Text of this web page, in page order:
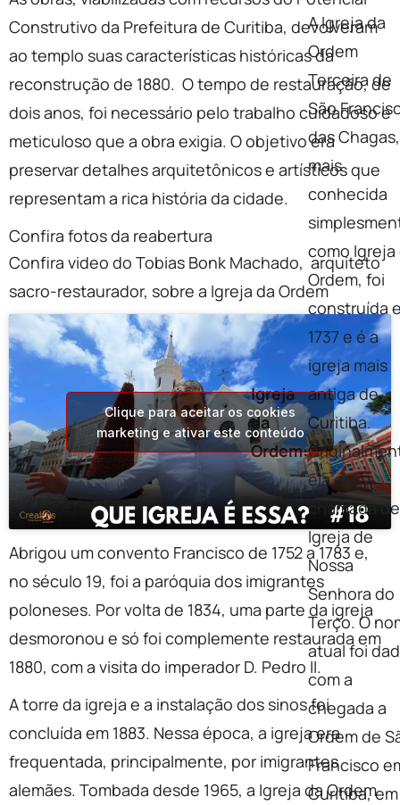
Construtivo da Prefeitura de Curitiba, devolveram
ao templo suas características históricas da
reconstrução de 1880. O tempo de restauração, de
dois anos, foi necessário pelo trabalho cuidadoso e
meticuloso que a obra exigia. O objetivo era
preservar detalhes arquitetônicos e artísticos que
representam a rica história da cidade.
Confira fotos da reabertura
Confira video do Tobias Bonk Machado, arquiteto
sacro-restaurador, sobre a Igreja da Ordem
Igreja
da
Ordem:
A Igreja da
Ordem
Terceira de
São
das Chagas,
mais
conhecida
como Igreja
Ordem, foi
construída
1737 e é a
igreja mais
antiga de
Curitiba.
ela era
chamada de
Igreja de
Nossa
Senhora do
Terço. O
atual foi
com a
chegada a
Ordem de
Francisco
Curitiba, em
Clique para aceitar os cookies
marketing e ativar este conteúdo
Abrigou um convento Francisco de 1752 a 1783 e,
no século 19, foi a paróquia dos imigrantes
poloneses. Por volta de 1834, uma parte da igreja
desmoronou e só foi complemente restaurada em
1880, com a visita do imperador D. Pedro II.
A torre da igreja e a instalação dos sinos foi
concluída em 1883. Nessa época, a igreja era
frequentada, principalmente, por imigrantes
alemães. Tombada desde 1965, a Igreja da Ordem